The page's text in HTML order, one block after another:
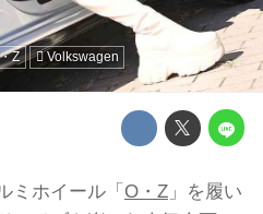
Z Volkswagen
ミホイール「O・Z 」を履い